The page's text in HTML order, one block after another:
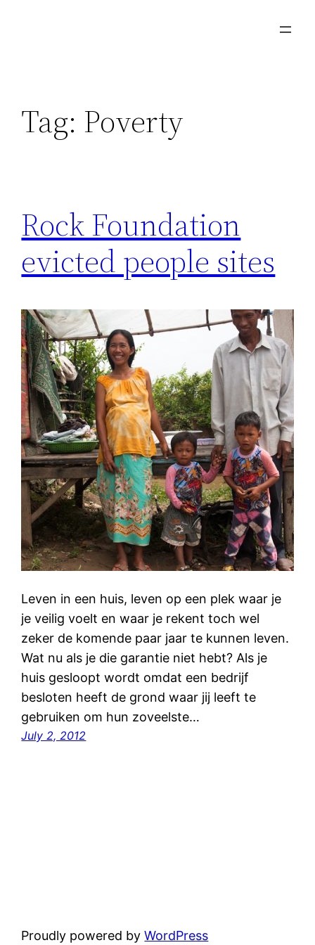
Tag: Poverty
Rock Foundation
evicted people sites
Leven in een huis, leven op een plek waar je
je veilig voelt en waar je rekent toch wel
zeker de komende paar jaar te kunnen leven.
Wat nu als je die garantie niet hebt? Als je
huis gesloopt wordt omdat een bedrijf
besloten heeft de grond waar jij leeft te
gebruiken om hun zoveelste…
July 2, 2012
Proudly powered byWordPress